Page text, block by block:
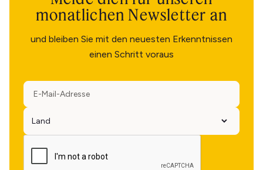
monatlichen Newsletter an
und bleiben Sie mit den neuesten Erkenntnissen
einen Schritt voraus